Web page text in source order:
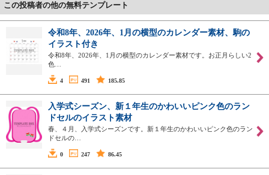
この投稿者の他の無料テンプレート
令和8年、2026年、1月の横型のカレンダー素材、駒の
イラスト付き
令和8年、2026年、1月の横型のカレンダー素材です。お正月らしい2
色…
4 491 185.85
入学式シーズン、新１年生のかわいいピンク色のラン
ドセルのイラスト素材
春、４月、入学式シーズンです。新１年生のかわいいピンク色のラン
ドセルの…
0 247 86.45